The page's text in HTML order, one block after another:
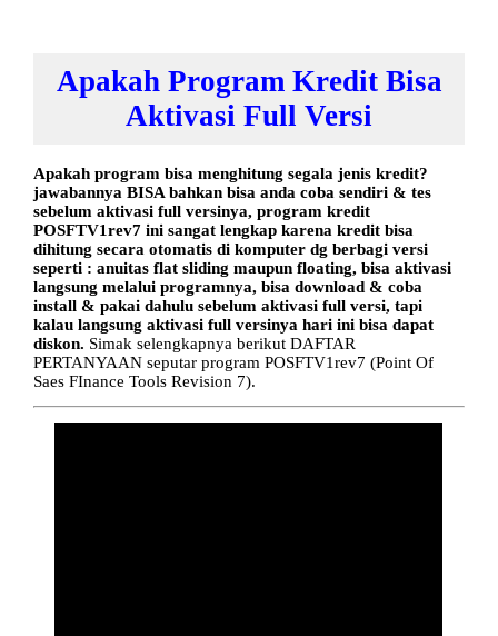
Apakah Program Kredit Bisa
Aktivasi Full Versi
Apakah program bisa menghitung segala jenis kredit?
jawabannya BISA bahkan bisa anda coba sendiri & tes
sebelum aktivasi full versinya, program kredit
POSFTV1rev7 ini sangat lengkap karena kredit bisa
dihitung secara otomatis di komputer dg berbagi versi
seperti : anuitas flat sliding maupun floating, bisa aktivasi
langsung melalui programnya, bisa download & coba
install & pakai dahulu sebelum aktivasi full versi, tapi
kalau langsung aktivasi full versinya hari ini bisa dapat
diskon. Simak selengkapnya berikut DAFTAR
PERTANYAAN seputar program POSFTV1rev7 (Point Of
Saes FInance Tools Revision 7).